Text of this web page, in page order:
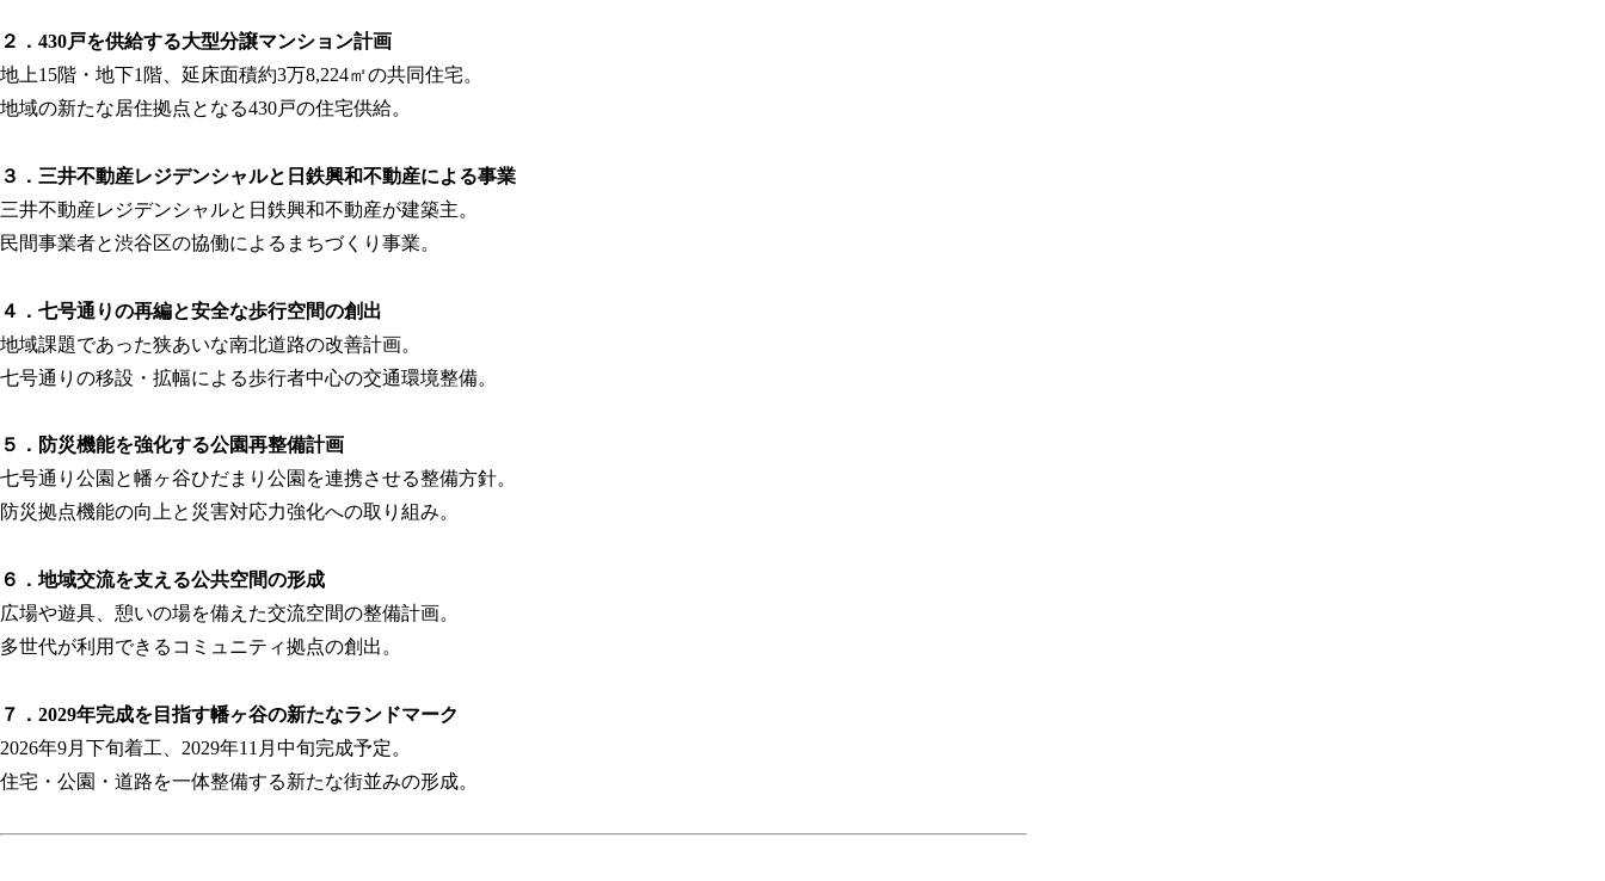
２．430戸を供給する大型分譲マンション計画
地上15階・地下1階、延床面積約3万8,224㎡の共同住宅。
地域の新たな居住拠点となる430戸の住宅供給。
３．三井不動産レジデンシャルと日鉄興和不動産による事業
三井不動産レジデンシャルと日鉄興和不動産が建築主。
民間事業者と渋谷区の協働によるまちづくり事業。
４．七号通りの再編と安全な歩行空間の創出
地域課題であった狭あいな南北道路の改善計画。
七号通りの移設・拡幅による歩行者中心の交通環境整備。
５．防災機能を強化する公園再整備計画
七号通り公園と幡ヶ谷ひだまり公園を連携させる整備方針。
防災拠点機能の向上と災害対応力強化への取り組み。
６．地域交流を支える公共空間の形成
広場や遊具、憩いの場を備えた交流空間の整備計画。
多世代が利用できるコミュニティ拠点の創出。
７．2029年完成を目指す幡ヶ谷の新たなランドマーク
2026年9月下旬着工、2029年11月中旬完成予定。
住宅・公園・道路を一体整備する新たな街並みの形成。